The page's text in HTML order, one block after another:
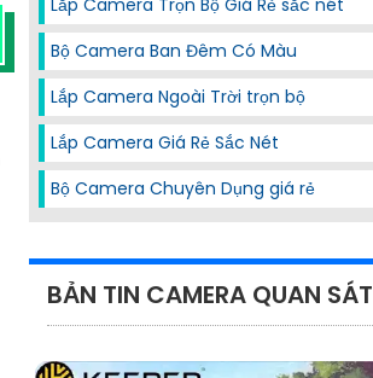
Bộ Camera Ban Đêm Có Màu
Lắp Camera Ngoài Trời trọn bộ
Lắp Camera Giá Rẻ Sắc Nét
Bộ Camera Chuyên Dụng giá rẻ
BẢN TIN CAMERA QUAN SÁT